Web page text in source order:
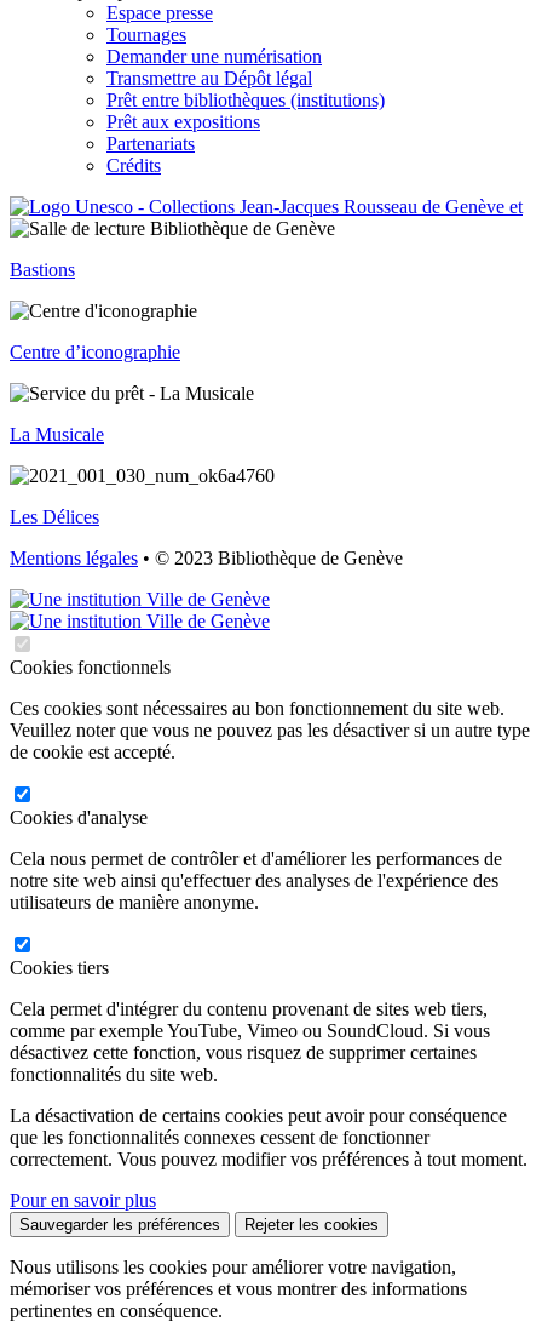
Espace presse
Tournages
Demander une numérisation
Transmettre au Dépôt légal
Prêt entre bibliothèques (institutions)
Prêt aux expositions
Partenariats
Crédits
Bastions
Centre d’iconographie
La Musicale
Les Délices
Mentions légales • © 2023 Bibliothèque de Genève
Cookies fonctionnels
Ces cookies sont nécessaires au bon fonctionnement du site web.
Veuillez noter que vous ne pouvez pas les désactiver si un autre type
de cookie est accepté.
Cookies d'analyse
Cela nous permet de contrôler et d'améliorer les performances de
notre site web ainsi qu'effectuer des analyses de l'expérience des
utilisateurs de manière anonyme.
Cookies tiers
Cela permet d'intégrer du contenu provenant de sites web tiers,
comme par exemple YouTube, Vimeo ou SoundCloud. Si vous
désactivez cette fonction, vous risquez de supprimer certaines
fonctionnalités du site web.
La désactivation de certains cookies peut avoir pour conséquence
que les fonctionnalités connexes cessent de fonctionner
correctement. Vous pouvez modifier vos préférences à tout moment.
Pour en savoir plus
Sauvegarder les préférences Rejeter les cookies
Nous utilisons les cookies pour améliorer votre navigation,
mémoriser vos préférences et vous montrer des informations
pertinentes en conséquence.